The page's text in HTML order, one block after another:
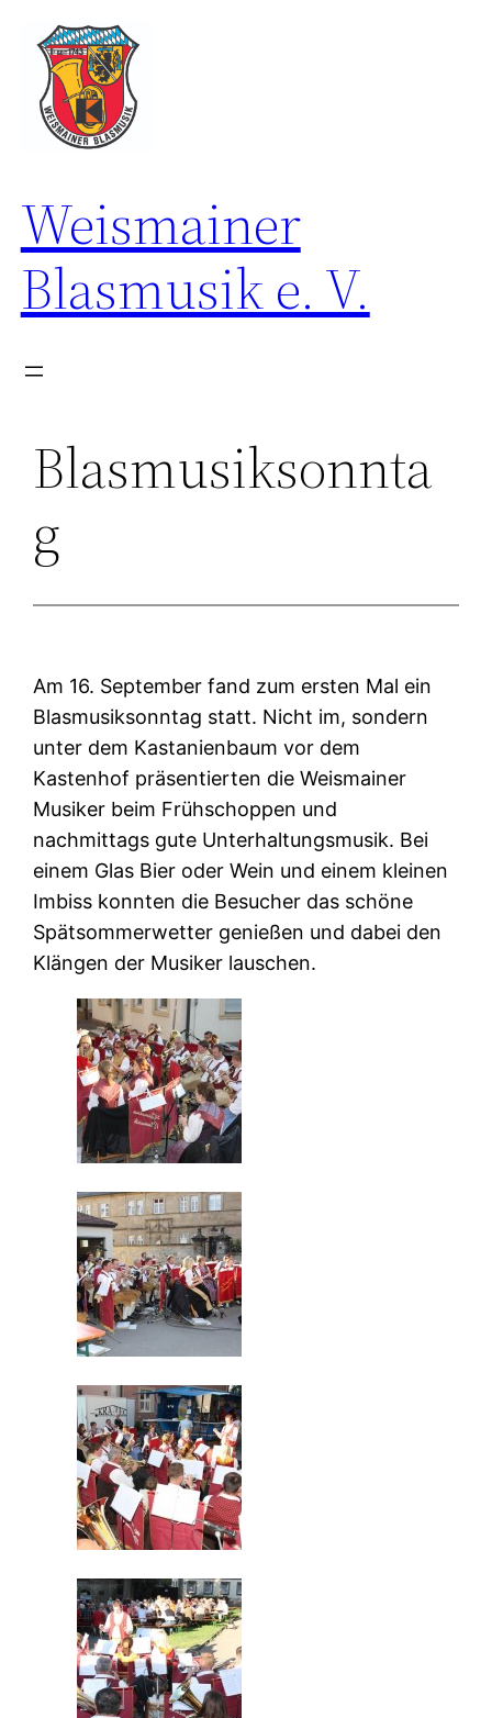
Inhalt
springen
Weismainer
Blasmusik e. V.
Blasmusiksonnta
g
Am 16. September fand zum ersten Mal ein
Blasmusiksonntag statt. Nicht im, sondern
unter dem Kastanienbaum vor dem
Kastenhof präsentierten die Weismainer
Musiker beim Frühschoppen und
nachmittags gute Unterhaltungsmusik. Bei
einem Glas Bier oder Wein und einem kleinen
Imbiss konnten die Besucher das schöne
Spätsommerwetter genießen und dabei den
Klängen der Musiker lauschen.